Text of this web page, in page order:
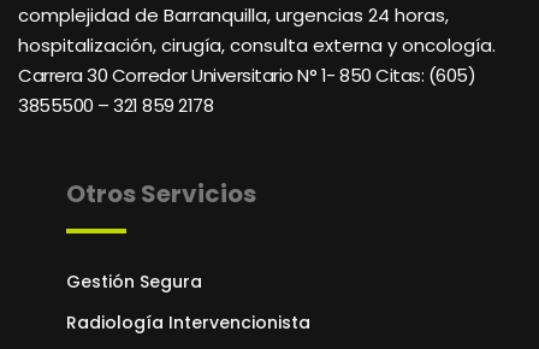
complejidad de Barranquilla, urgencias 24 horas,
hospitalización, cirugía, consulta externa y oncología.
Carrera 30 Corredor Universitario N° 1- 850 Citas: (605)
3855500 – 321 859 2178
Otros Servicios
Gestión Segura
Radiología Intervencionista